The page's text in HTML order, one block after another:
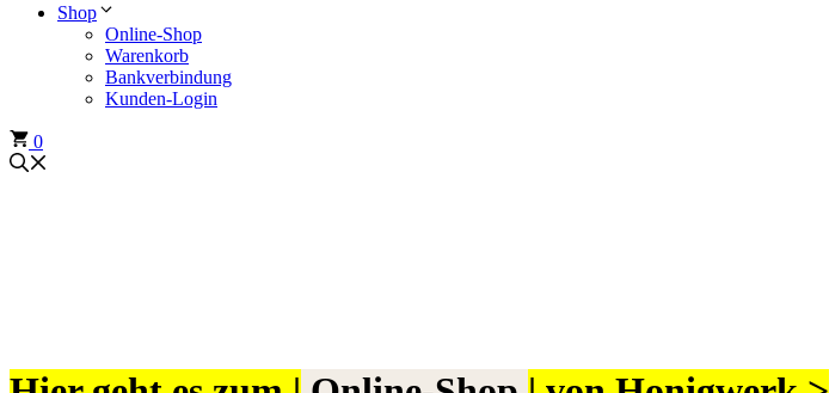
Shop
Online-Shop
Warenkorb
Bankverbindung
Kunden-Login
0